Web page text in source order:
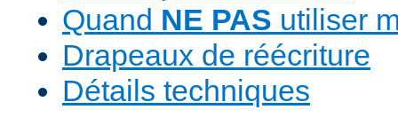
Quand NE PAS utiliser
Drapeaux de réécriture
Détails techniques